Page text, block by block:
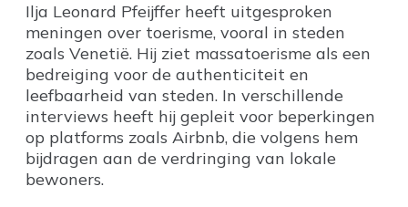
Ilja Leonard Pfeijffer heeft uitgesproken
meningen over toerisme, vooral in steden
zoals Venetië. Hij ziet massatoerisme als een
bedreiging voor de authenticiteit en
leefbaarheid van steden. In verschillende
interviews heeft hij gepleit voor beperkingen
op platforms zoals Airbnb, die volgens hem
bijdragen aan de verdringing van lokale
bewoners.